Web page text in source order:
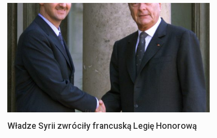
Władze Syrii zwróciły francuską Legię Honorową